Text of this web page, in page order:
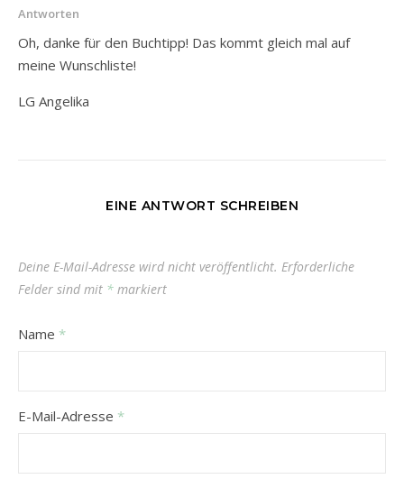
Antworten
Oh, danke für den Buchtipp! Das kommt gleich mal auf
meine Wunschliste!
LG Angelika
EINE ANTWORT SCHREIBEN
Deine E-Mail-Adresse wird nicht veröffentlicht. Erforderliche
Felder sind mit * markiert
Name *
E-Mail-Adresse *